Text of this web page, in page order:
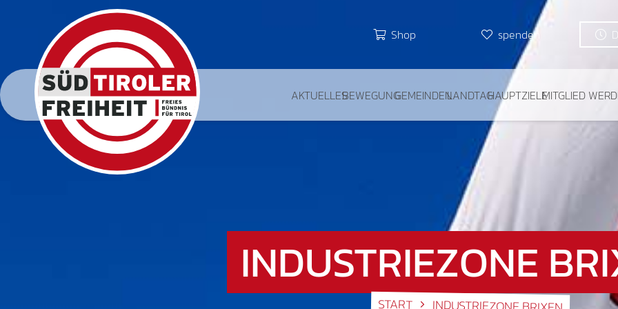
Shop spenden
AKTUELLESBEWEGUNGGEMEINDENLANDTAGHAUPTZIELEMITGLIED
INDUSTRIEZONE
START